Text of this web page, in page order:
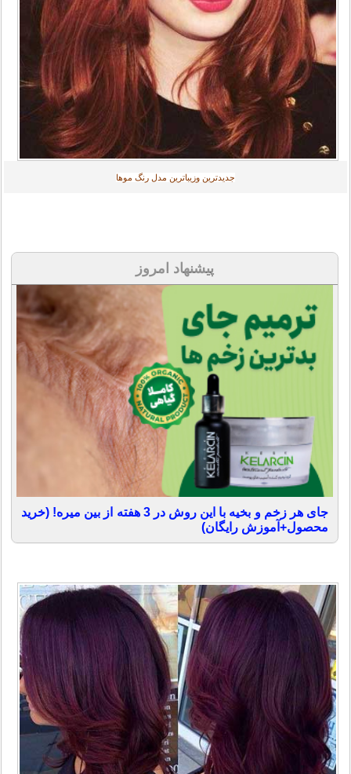
جديدترين وزیباترین مدل رنگ موها
پیشنهاد امروز
جای هر زخم و بخیه با این روش در 3 هفته از بین میره! (خرید
محصول+آموزش رایگان)